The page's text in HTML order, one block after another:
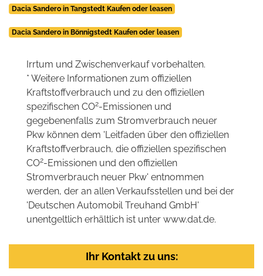
Dacia Sandero in Tangstedt Kaufen oder leasen
Dacia Sandero in Bönnigstedt Kaufen oder leasen
Irrtum und Zwischenverkauf vorbehalten.
* Weitere Informationen zum offiziellen
Kraftstoffverbrauch und zu den offiziellen
spezifischen CO2-Emissionen und
gegebenenfalls zum Stromverbrauch neuer
Pkw können dem 'Leitfaden über den offiziellen
Kraftstoffverbrauch, die offiziellen spezifischen
CO2-Emissionen und den offiziellen
Stromverbrauch neuer Pkw' entnommen
werden, der an allen Verkaufsstellen und bei der
'Deutschen Automobil Treuhand GmbH'
unentgeltlich erhältlich ist unter www.dat.de.
Ihr Kontakt zu uns: